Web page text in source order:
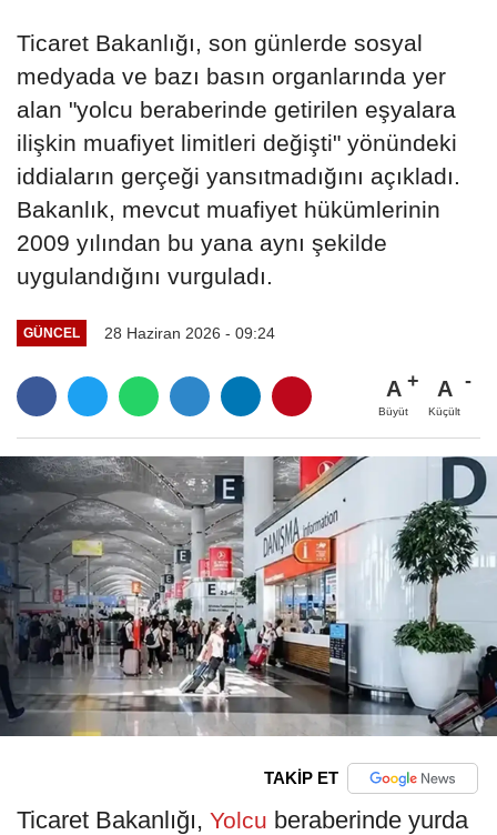
Ticaret Bakanlığı, son günlerde sosyal
medyada ve bazı basın organlarında yer
alan "yolcu beraberinde getirilen eşyalara
ilişkin muafiyet limitleri değişti" yönündeki
iddiaların gerçeği yansıtmadığını açıkladı.
Bakanlık, mevcut muafiyet hükümlerinin
2009 yılından bu yana aynı şekilde
uygulandığını vurguladı.
GÜNCEL 28 Haziran 2026 - 09:24
A
Büyüt
A
Küçült
TAKİP ET
Ticaret Bakanlığı, Yolcu beraberinde yurda